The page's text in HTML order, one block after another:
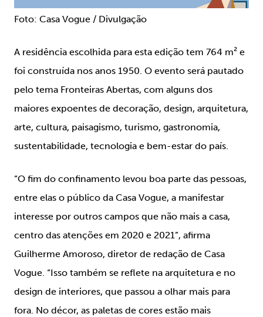
Foto: Casa Vogue / Divulgação
A residência escolhida para esta edição tem 764 m² e
foi construída nos anos 1950. O evento será pautado
pelo tema Fronteiras Abertas, com alguns dos
maiores expoentes de decoração, design, arquitetura,
arte, cultura, paisagismo, turismo, gastronomia,
sustentabilidade, tecnologia e bem-estar do país.
“O fim do confinamento levou boa parte das pessoas,
entre elas o público da Casa Vogue, a manifestar
interesse por outros campos que não mais a casa,
centro das atenções em 2020 e 2021”, afirma
Guilherme Amoroso, diretor de redação de Casa
Vogue. “Isso também se reflete na arquitetura e no
design de interiores, que passou a olhar mais para
fora. No décor, as paletas de cores estão mais